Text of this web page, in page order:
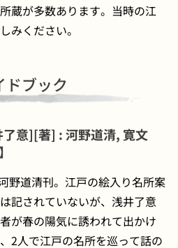
蔵が多数あります。当時の江
みください。
ドブック
野道清刊。江戸の絵入り名所案
記されていないが、浅井了意
が春の陽気に誘われて出かけ
2人で江戸の名所を巡って話の